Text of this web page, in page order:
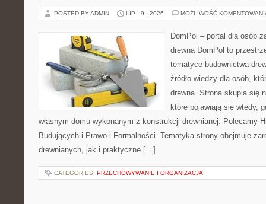
POSTED BY ADMIN LIP - 9 - 2026 MOŻLIWOŚĆ
DomPol – portal dla osób
drewna DomPol to
tematyce budownictwa
źródło wiedzy dla osób,
drewna. Strona skupia się
które pojawiają się wtedy,
własnym domu wykonanym z konstrukcji drewnianej. Polecamy
Budujących i Prawo i Formalności. Tematyka strony obejmuje
drewnianych, jak i praktyczne […]
CATEGORIES: PRZECHOWYWANIE I ORGANIZACJA